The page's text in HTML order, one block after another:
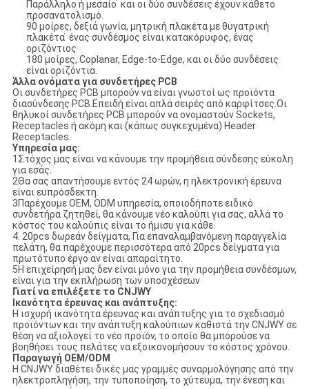
Παράλληλο ή μεσαίο ̇ και οι δύο συνδέσεις έχουν κάθετο
προσανατολισμό.
90 μοίρες, δεξιά γωνία, μητρική πλακέτα με θυγατρική
πλακέτα ̇ ένας συνδέσμος είναι κατακόρυφος, ένας
οριζόντιος·
180 μοίρες, Coplanar, Edge-to-Edge, και οι δύο συνδέσεις
είναι οριζόντια.
Άλλα ονόματα για συνδετήρες PCB
Οι συνδετήρες PCB μπορούν να είναι γνωστοί ως προϊόντα
διασύνδεσης PCB.Επειδή είναι απλά σειρές από καρφίτσες.Οι
θηλυκοί συνδετήρες PCB μπορούν να ονομαστούν Sockets,
Receptacles ή ακόμη και (κάπως συγκεχυμένα) Header
Receptacles.
Υπηρεσία μας:
1Στόχος μας είναι να κάνουμε την προμήθεια σύνδεσης εύκολη
για εσάς.
2Θα σας απαντήσουμε εντός 24 ωρών, η ηλεκτρονική έρευνα
είναι ευπρόσδεκτη.
3Παρέχουμε OEM, ODM υπηρεσία, οποιοδήποτε ειδικό
συνδετήρα ζητηθεί, θα κάνουμε νέο καλούπι για σας, αλλά το
κόστος του καλούπις είναι το ήμισυ για κάθε.
4. 20pcs δωρεάν δείγματα, Για επαναλαμβανόμενη παραγγελία
πελάτη, θα παρέχουμε περισσότερα από 20pcs δείγματα για
πρωτότυπο έργο αν είναι απαραίτητο.
5Η επιχείρησή μας δεν είναι μόνο για την προμήθεια συνδέσμων,
είναι για την εκπλήρωση των υποσχέσεων
Γιατί να επιλέξετε το CNJWY
Ικανότητα έρευνας και ανάπτυξης:
Η ισχυρή ικανότητα έρευνας και ανάπτυξης για το σχεδιασμό
προϊόντων και την ανάπτυξη καλούπιων καθιστά την CNJWY σε
θέση να αξιολογεί το νέο προϊόν, το οποίο θα μπορούσε να
βοηθήσει τους πελάτες να εξοικονομήσουν το κόστος χρόνου.
Παραγωγή OEM/ODM
Η CNJWY διαθέτει δικές μας γραμμές συναρμολόγησης από την
ηλεκτροπληγήση, την τυποποίηση, το χύτευμα, την ένεση και